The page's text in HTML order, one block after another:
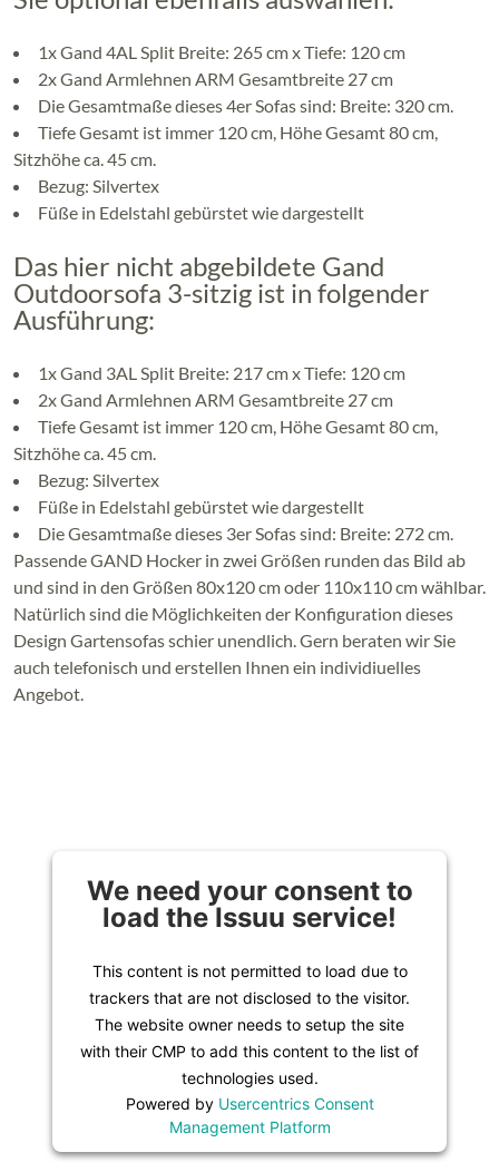
1x Gand 4AL Split Breite: 265 cm x Tiefe: 120 cm
2x Gand Armlehnen ARM Gesamtbreite 27 cm
Die Gesamtmaße dieses 4er Sofas sind: Breite: 320 cm.
Tiefe Gesamt ist immer 120 cm, Höhe Gesamt 80 cm,
Sitzhöhe ca. 45 cm.
Bezug: Silvertex
Füße in Edelstahl gebürstet wie dargestellt
Das hier nicht abgebildete Gand
Outdoorsofa 3-sitzig ist in folgender
Ausführung:
1x Gand 3AL Split Breite: 217 cm x Tiefe: 120 cm
2x Gand Armlehnen ARM Gesamtbreite 27 cm
Tiefe Gesamt ist immer 120 cm, Höhe Gesamt 80 cm,
Sitzhöhe ca. 45 cm.
Bezug: Silvertex
Füße in Edelstahl gebürstet wie dargestellt
Die Gesamtmaße dieses 3er Sofas sind: Breite: 272 cm.
Passende GAND Hocker in zwei Größen runden das Bild ab
und sind in den Größen 80x120 cm oder 110x110 cm wählbar.
Natürlich sind die Möglichkeiten der Konfiguration dieses
Design Gartensofas schier unendlich. Gern beraten wir Sie
auch telefonisch und erstellen Ihnen ein individiuelles
Angebot.
We need your consent to
load the Issuu service!
This content is not permitted to load due to
trackers that are not disclosed to the visitor.
The website owner needs to setup the site
with their CMP to add this content to the list of
technologies used.
Powered by Usercentrics Consent
Management Platform